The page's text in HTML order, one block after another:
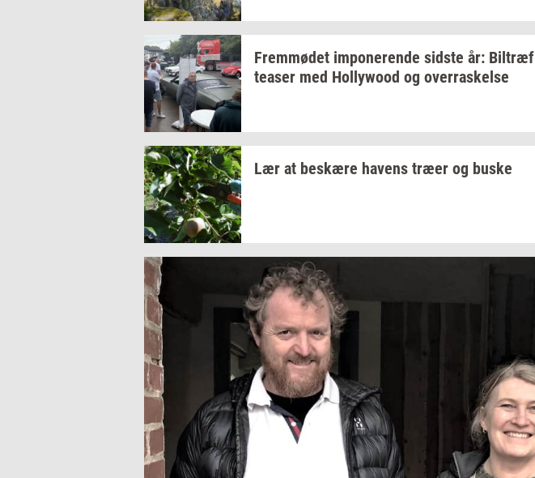
Frem­mø­det im­po­ne­ren­de sid­ste år: Bil­træf
tea­ser med Hol­lywood og over­ra­skel­se
Lær at be­skæ­re ha­vens træer og buske